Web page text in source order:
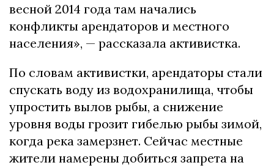
весной 2014 года там начались
конфликты арендаторов и местного
населения», — рассказала активистка.
По словам активистки, арендаторы стали
спускать воду из водохранилища, чтобы
упростить вылов рыбы, а снижение
уровня воды грозит гибелью рыбы зимой,
когда река замерзнет. Сейчас местные
жители намерены добиться запрета на